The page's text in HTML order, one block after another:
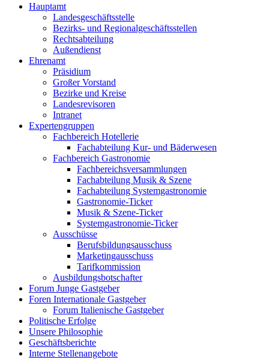
Hauptamt
Landesgeschäftsstelle
Bezirks- und Regionalgeschäftsstellen
Rechtsabteilung
Außendienst
Ehrenamt
Präsidium
Großer Vorstand
Bezirke und Kreise
Landesrevisoren
Intranet
Expertengruppen
Fachbereich Hotellerie
Fachabteilung Kur- und Bäderwesen
Fachbereich Gastronomie
Fachbereichsversammlungen
Fachabteilung Musik & Szene
Fachabteilung Systemgastronomie
Gastronomie-Ticker
Musik & Szene-Ticker
Systemgastronomie-Ticker
Ausschüsse
Berufsbildungsausschuss
Marketingausschuss
Tarifkommission
Ausbildungsbotschafter
Forum Junge Gastgeber
Foren Internationale Gastgeber
Forum Italienische Gastgeber
Politische Erfolge
Unsere Philosophie
Geschäftsberichte
Interne Stellenangebote